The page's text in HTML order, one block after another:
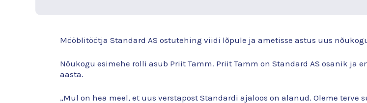
Mööblitöötja Standard AS ostutehing viidi lõpule ja ametisse astus uus
Nõukogu esimehe rolli asub Priit Tamm. Priit Tamm on Standard AS osanik ja
aasta.
„Mul on hea meel, et uus verstapost Standardi ajaloos on alanud. Oleme terve